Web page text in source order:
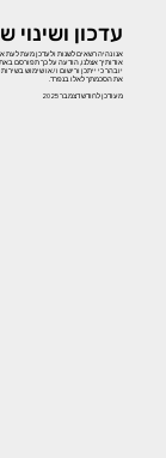
עדכון ושינוי
אנו נהיה רשאים לשנות ולעדכן מעת לעת
אודותיך אצלנו, הודעה על כך תפורסם
יובהר כי ייתכן ורישום ו/או שימוש
את הסכמתך לאלו בנפרד.
מעודכן לחודש דצמבר 2025